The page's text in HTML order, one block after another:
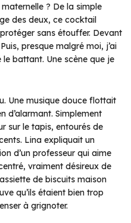
? De la simple
des deux, ce cocktail
sans étouffer. Devant
presque malgré moi, j’ai
le battant. Une scène que je
Une musique douce flottait
d’alarmant. Simplement
sur le tapis, entourés de
Lina expliquait un
d’un professeur qui aime
vraiment désireux de
de biscuits maison
qu’ils étaient bien trop
à grignoter.